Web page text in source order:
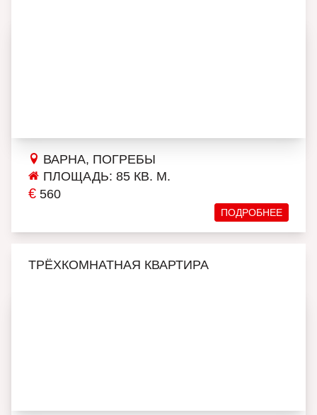
ВАРНА, ПОГРЕБЫ
ПЛОЩАДЬ: 85 КВ. М.
€ 560
ПОДРОБНЕЕ
ТРЁХКОМНАТНАЯ КВАРТИРА